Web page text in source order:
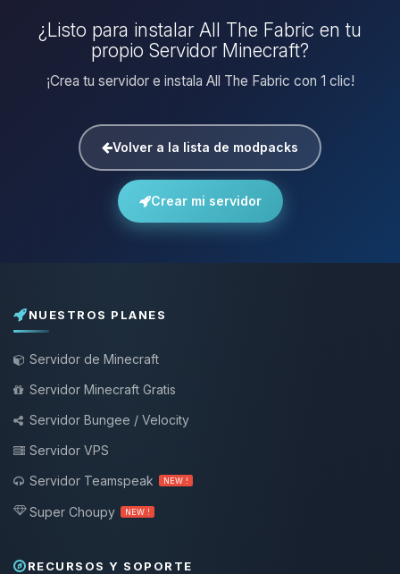
¿Listo para instalar All The Fabric en tu
propio Servidor Minecraft?
¡Crea tu servidor e instala All The Fabric con 1 clic!
Volver a la lista de modpacks
Crear mi servidor
NUESTROS PLANES
Servidor de Minecraft
Servidor Minecraft Gratis
Servidor Bungee / Velocity
Servidor VPS
Servidor Teamspeak
NEW !
Super Choupy NEW !
RECURSOS Y SOPORTE